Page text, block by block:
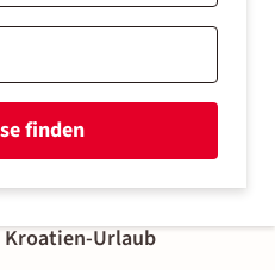
finden
Kroatien-Urlaub